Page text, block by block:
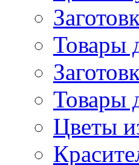
Товары
Товары
Цветы